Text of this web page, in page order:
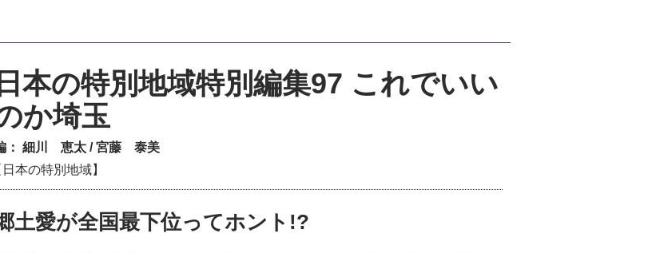
日本の特別地域特別編集97 これでいい
か埼玉
：細川 恵太 / 宮藤 泰美
日本の特別地域】
土愛が全国最下位ってホント!?